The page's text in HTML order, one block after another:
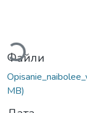
Файли
MB)